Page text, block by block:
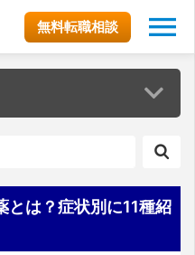
無料転職相談
とは？症状別に11種紹